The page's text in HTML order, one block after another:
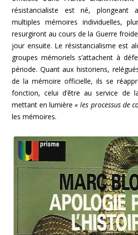
résistancialiste est né, plongeant
multiples mémoires individuelles,
resurgiront au cours de la Guerre
jour ensuite. Le résistancialisme est
groupes mémoriels s’attachent à
période. Quant aux historiens,
de la mémoire officielle, ils se
fonction, celui d’être au service de
mettant en lumière« les processus de
les mémoires.